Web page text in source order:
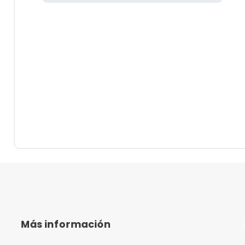
Más información